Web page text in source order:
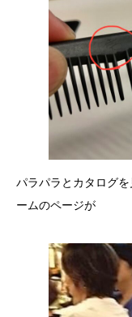
パラパラとカタログを
ームのページが